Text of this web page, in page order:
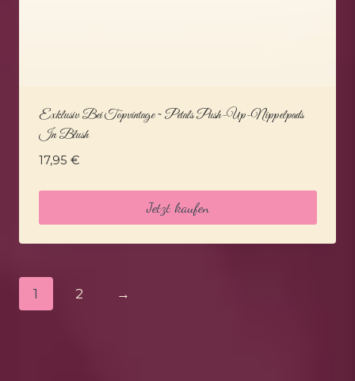
Exklusiv Bei Topvintage ~ Petals Push-Up-Nippelpads
In Blush
17,95 €
Jetzt kaufen
1 2 →